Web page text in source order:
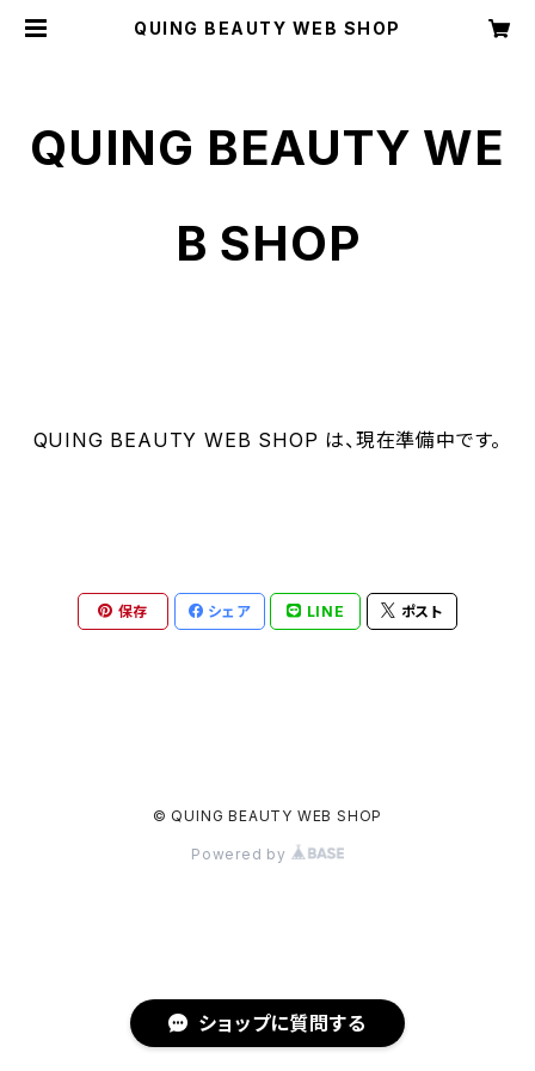
QUING BEAUTY WEB SHOP
QUING BEAUTY WE
B SHOP
QUING BEAUTY WEB SHOP は、現在準備中です。
保存 シェア LINE ポスト
© QUING BEAUTY WEB SHOP
Powered by
ショップに質問する